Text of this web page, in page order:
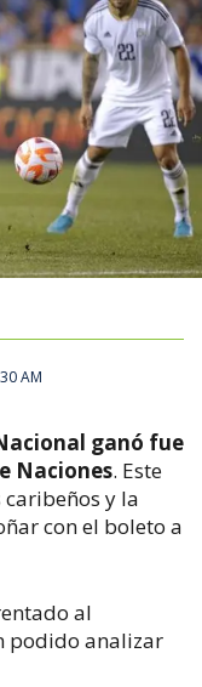
AM
ganó fue
Naciones. Este
y la
con el boleto a
al
podido analizar